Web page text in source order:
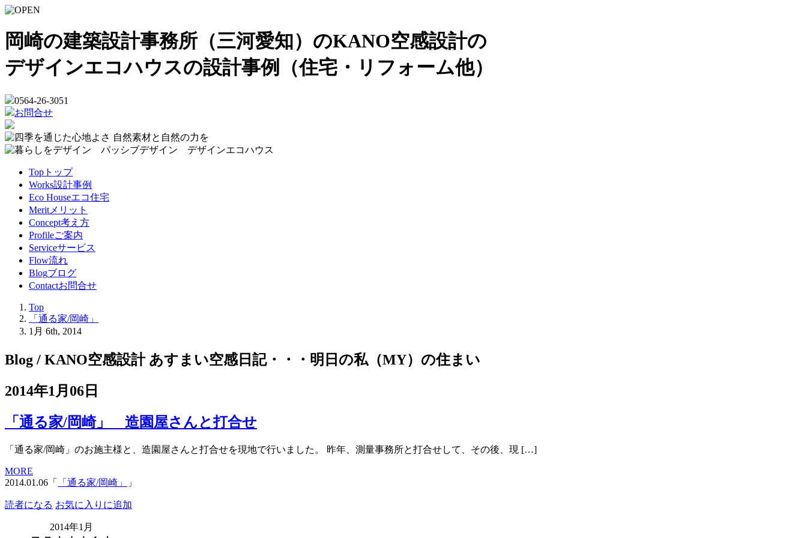
岡崎の建築設計事務所（三河愛知）のKANO空感設計の
デザインエコハウスの設計事例（住宅・リフォーム他）
0564-26-3051
お問合せ
Top トップ
Works設計事例
Eco Houseエコ住宅
Merit メリット
Concept考え方
Profileご案内
Serviceサービス
Flow流れ
Blogブログ
Contactお問合せ
Top
「通る家/岡崎」
1月 6th, 2014
Blog / KANO空感設計 あすまい空感日記・・・明日の私（MY）の住まい
2014年1月06日
「通る家/岡崎」 造園屋さんと打合せ
「通る家/岡崎」のお施主様と、造園屋さんと打合せを現地で行いました。 昨年、測量事務所と打合せして、その後、現 […]
MORE
2014.01.06「
「通る家/岡崎」 」
読者になる お気に入りに追加
2014年1月